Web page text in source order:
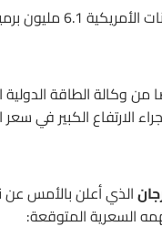
برميل خلال اسبوع.
من وكالة الطاقة
الارتفاع الكبير في سعر
الذي أعلن بالأمس عن
السعرية المتوقعة: